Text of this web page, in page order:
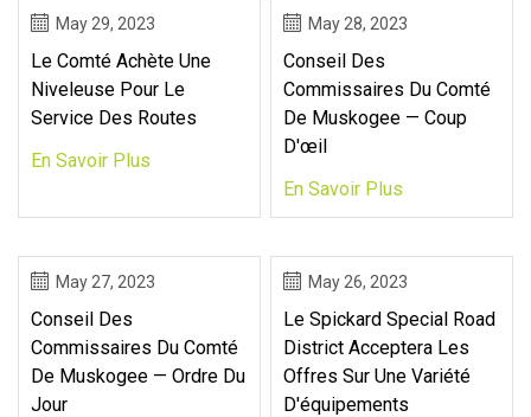
May 29, 2023
Le Comté Achète Une
Niveleuse Pour Le
Service Des Routes
En Savoir Plus
May 28, 2023
Conseil Des
Commissaires Du Comté
De Muskogee — Coup
D'œil
En Savoir Plus
May 27, 2023
Conseil Des
Commissaires Du Comté
De Muskogee — Ordre Du
Jour
May 26, 2023
Le Spickard Special Road
District Acceptera Les
Offres Sur Une Variété
D'équipements